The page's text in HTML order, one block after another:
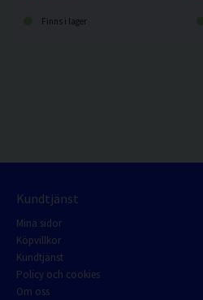
Finns i lager
Kundtjänst
Mina sidor
Köpvillkor
Kundtjänst
Policy och cookies
Om oss